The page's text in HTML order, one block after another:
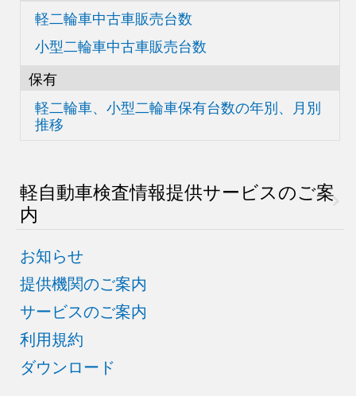
軽二輪車中古車販売台数
小型二輪車中古車販売台数
保有
軽二輪車、小型二輪車保有台数の年別、月別
推移
軽自動車検査情報提供サービスのご案
内
お知らせ
提供機関のご案内
サービスのご案内
利用規約
ダウンロード